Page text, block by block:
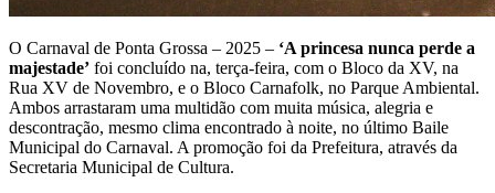
O Carnaval de Ponta Grossa – 2025 – ‘A princesa nunca perde a
majestade’ foi concluído na, terça-feira, com o Bloco da XV, na
Rua XV de Novembro, e o Bloco Carnafolk, no Parque Ambiental.
Ambos arrastaram uma multidão com muita música, alegria e
descontração, mesmo clima encontrado à noite, no último Baile
Municipal do Carnaval. A promoção foi da Prefeitura, através da
Secretaria Municipal de Cultura.